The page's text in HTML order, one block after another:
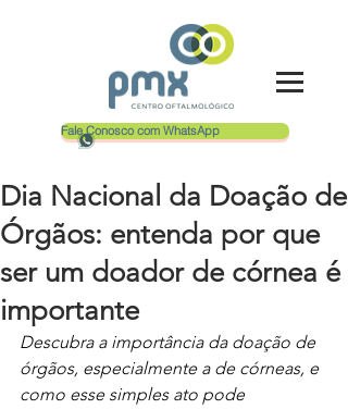
Fale Conosco com WhatsApp
Dia Nacional da Doação de
Órgãos: entenda por que
ser um doador de córnea é
importante
Descubra a importância da doação de
órgãos, especialmente a de córneas, e
como esse simples ato pode